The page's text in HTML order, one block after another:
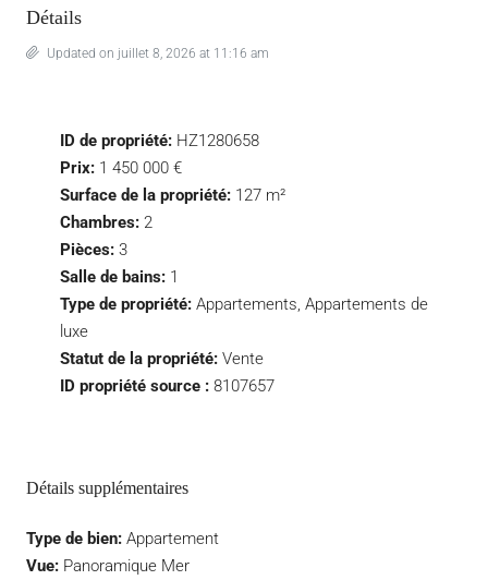
Détails
Updated on juillet 8, 2026 at 11:16 am
ID de propriété: HZ1280658
Prix: 1 450 000 €
Surface de la propriété: 127 m²
Chambres: 2
Pièces: 3
Salle de bains: 1
Type de propriété: Appartements, Appartements de
luxe
Statut de la propriété: Vente
ID propriété source : 8107657
Détails supplémentaires
Type de bien: Appartement
Vue: Panoramique Mer